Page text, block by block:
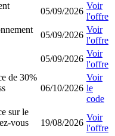
05/09/2026
Voir
l'offre
05/09/2026
Voir
l'offre
05/09/2026
Voir
l'offre
de 30%
06/10/2026
Voir
le
code
sur le
vous
19/08/2026
Voir
l'offre